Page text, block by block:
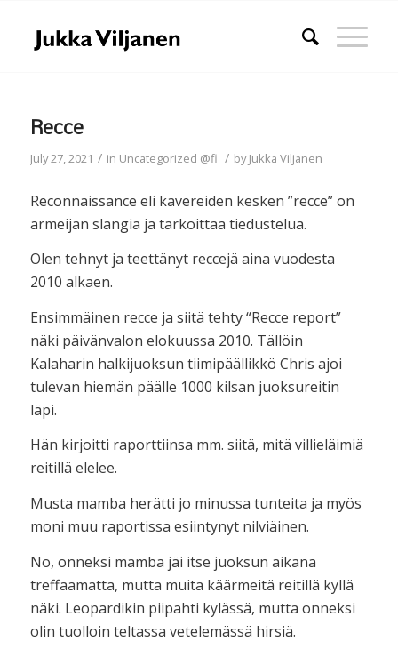
Recce
July 27, 2021 / in Uncategorized @fi / byJukka Viljanen
Reconnaissance eli kavereiden kesken ”recce” on
armeijan slangia ja tarkoittaa tiedustelua.
Olen tehnyt ja teettänyt reccejä aina vuodesta
2010 alkaen.
Ensimmäinen recce ja siitä tehty “Recce report”
näki päivänvalon elokuussa 2010. Tällöin
Kalaharin halkijuoksun tiimipäällikkö Chris ajoi
tulevan hiemän päälle 1000 kilsan juoksureitin
läpi.
Hän kirjoitti raporttiinsa mm. siitä, mitä villieläimiä
reitillä elelee.
Musta mamba herätti jo minussa tunteita ja myös
moni muu raportissa esiintynyt nilviäinen.
No, onneksi mamba jäi itse juoksun aikana
treffaamatta, mutta muita käärmeitä reitillä kyllä
näki. Leopardikin piipahti kylässä, mutta onneksi
olin tuolloin teltassa vetelemässä hirsiä.